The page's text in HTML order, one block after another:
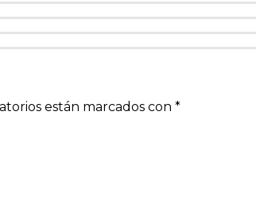
están marcados con *